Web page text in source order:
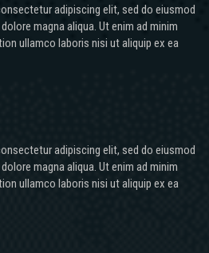
adipiscing elit, sed do eiusmod
magna aliqua. Ut enim ad minim
ullamco laboris nisi ut aliquip ex ea
adipiscing elit, sed do eiusmod
magna aliqua. Ut enim ad minim
ullamco laboris nisi ut aliquip ex ea